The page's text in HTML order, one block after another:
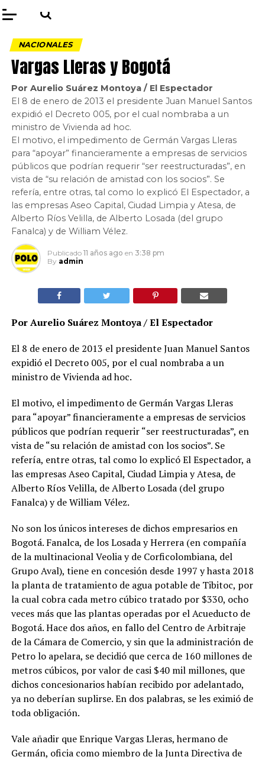
NACIONALES
Vargas Lleras y Bogotá
Por Aurelio Suárez Montoya / El Espectador
El 8 de enero de 2013 el presidente Juan Manuel Santos
expidió el Decreto 005, por el cual nombraba a un
ministro de Vivienda ad hoc.
El motivo, el impedimento de Germán Vargas Lleras
para “apoyar” financieramente a empresas de servicios
públicos que podrían requerir “ser reestructuradas”, en
vista de “su relación de amistad con los socios”. Se
refería, entre otras, tal como lo explicó El Espectador, a
las empresas Aseo Capital, Ciudad Limpia y Atesa, de
Alberto Ríos Velilla, de Alberto Losada (del grupo
Fanalca) y de William Vélez.
Publicado 11 años ago en 3:38 pm
By admin
Por Aurelio Suárez Montoya / El Espectador
El 8 de enero de 2013 el presidente Juan Manuel Santos
expidió el Decreto 005, por el cual nombraba a un
ministro de Vivienda ad hoc.
El motivo, el impedimento de Germán Vargas Lleras
para “apoyar” financieramente a empresas de servicios
públicos que podrían requerir “ser reestructuradas”, en
vista de “su relación de amistad con los socios”. Se
refería, entre otras, tal como lo explicó El Espectador, a
las empresas Aseo Capital, Ciudad Limpia y Atesa, de
Alberto Ríos Velilla, de Alberto Losada (del grupo
Fanalca) y de William Vélez.
No son los únicos intereses de dichos empresarios en
Bogotá. Fanalca, de los Losada y Herrera (en compañía
de la multinacional Veolia y de Corficolombiana, del
Grupo Aval), tiene en concesión desde 1997 y hasta 2018
la planta de tratamiento de agua potable de Tibitoc, por
la cual cobra cada metro cúbico tratado por $330, ocho
veces más que las plantas operadas por el Acueducto de
Bogotá. Hace dos años, en fallo del Centro de Arbitraje
de la Cámara de Comercio, y sin que la administración de
Petro lo apelara, se decidió que cerca de 160 millones de
metros cúbicos, por valor de casi $40 mil millones, que
dichos concesionarios habían recibido por adelantado,
ya no deberían suplirse. En dos palabras, se les eximió de
toda obligación.
Vale añadir que Enrique Vargas Lleras, hermano de
Germán, oficia como miembro de la Junta Directiva de